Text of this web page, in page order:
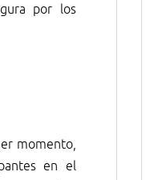
por los
momento,
en el